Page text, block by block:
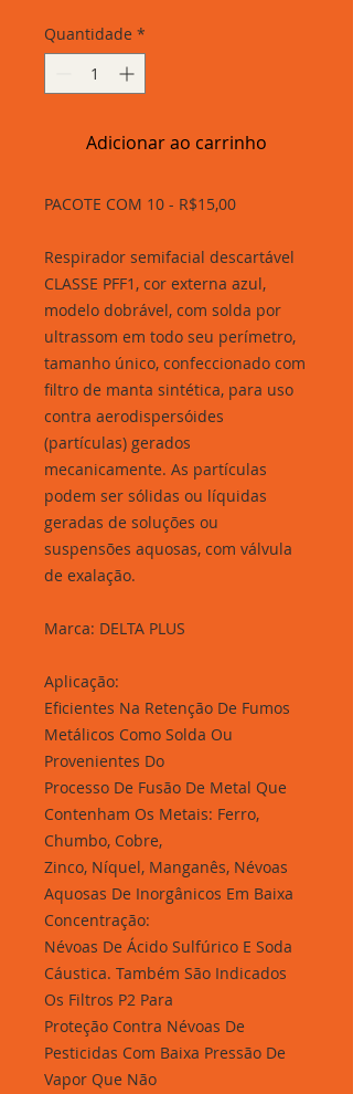
Quantidade *
Adicionar ao carrinho
PACOTE COM 10 - R$15,00
Respirador semifacial descartável
CLASSE PFF1, cor externa azul,
modelo dobrável, com solda por
ultrassom em todo seu perímetro,
tamanho único, confeccionado com
filtro de manta sintética, para uso
contra aerodispersóides
(partículas) gerados
mecanicamente. As partículas
podem ser sólidas ou líquidas
geradas de soluções ou
suspensões aquosas, com válvula
de exalação.
Marca: DELTA PLUS
Aplicação:
Eficientes Na Retenção De Fumos
Metálicos Como Solda Ou
Provenientes Do
Processo De Fusão De Metal Que
Contenham Os Metais: Ferro,
Chumbo, Cobre,
Zinco, Níquel, Manganês, Névoas
Aquosas De Inorgânicos Em Baixa
Concentração:
Névoas De Ácido Sulfúrico E Soda
Cáustica. Também São Indicados
Os Filtros P2 Para
Proteção Contra Névoas De
Pesticidas Com Baixa Pressão De
Vapor Que Não